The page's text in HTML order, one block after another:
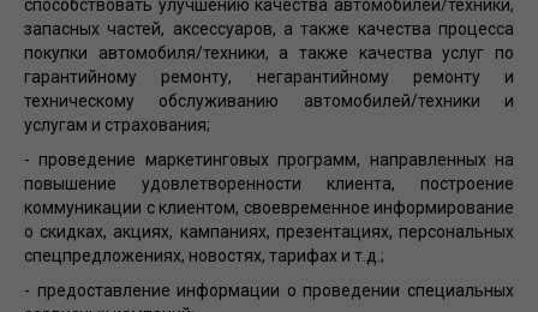
способствовать улучшению качества автомобилей/техники,
запасных частей, аксессуаров, а также качества процесса
покупки автомобиля/техники, а также качества услуг по
гарантийному ремонту, негарантийному ремонту и
техническому обслуживанию автомобилей/техники и
услугам и страхования;
- проведение маркетинговых программ, направленных на
повышение удовлетворенности клиента, построение
коммуникации с клиентом, своевременное информирование
о скидках, акциях, кампаниях, презентациях, персональных
спецпредложениях, новостях, тарифах и т.д.;
- предоставление информации о проведении специальных